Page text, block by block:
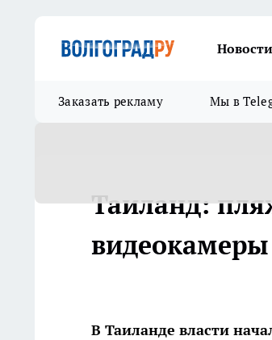
Новости
Заказать рекламу Мы в
Таиланд:
видеокамеры
В Таиланде власти